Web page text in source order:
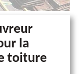
la
toiture